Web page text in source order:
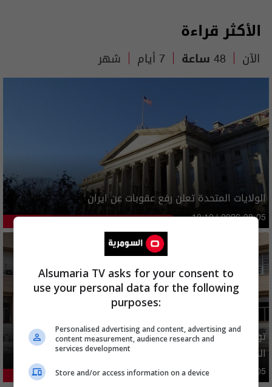
الأكثر قراءة
الآن 48 ساعة 7 أيام شهر
الولايات المتحدة تعلن رفع عقوبات عن ايران
دوليات 10:10 | 2026-08-05
توضيح رسمي بشأن إلغاء شمول فئات من المستفيدين بإعانة
الحماية الاجتماعية
محليات 21.21% 05:43 | 2026-08-05
Alsumaria TV asks for your consent to
use your personal data for the following
purposes:
Personalised advertising and content, advertising and
content measurement, audience research and
services development
Store and/or access information on a device